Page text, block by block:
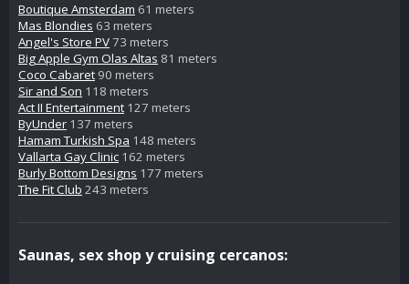
Boutique Amsterdam 61 meters
Mas Blondies 63 meters
Angel's Store PV73 meters
Big Apple Gym Olas Altas 81 meters
Coco Cabaret 90 meters
Sir and Son 118 meters
Act II Entertainment 127 meters
ByUnder 137 meters
Hamam Turkish Spa 148 meters
Vallarta Gay Clinic 162 meters
Burly Bottom Designs 177 meters
The Fit Club 243 meters
Saunas, sex shop y cruising cercanos: